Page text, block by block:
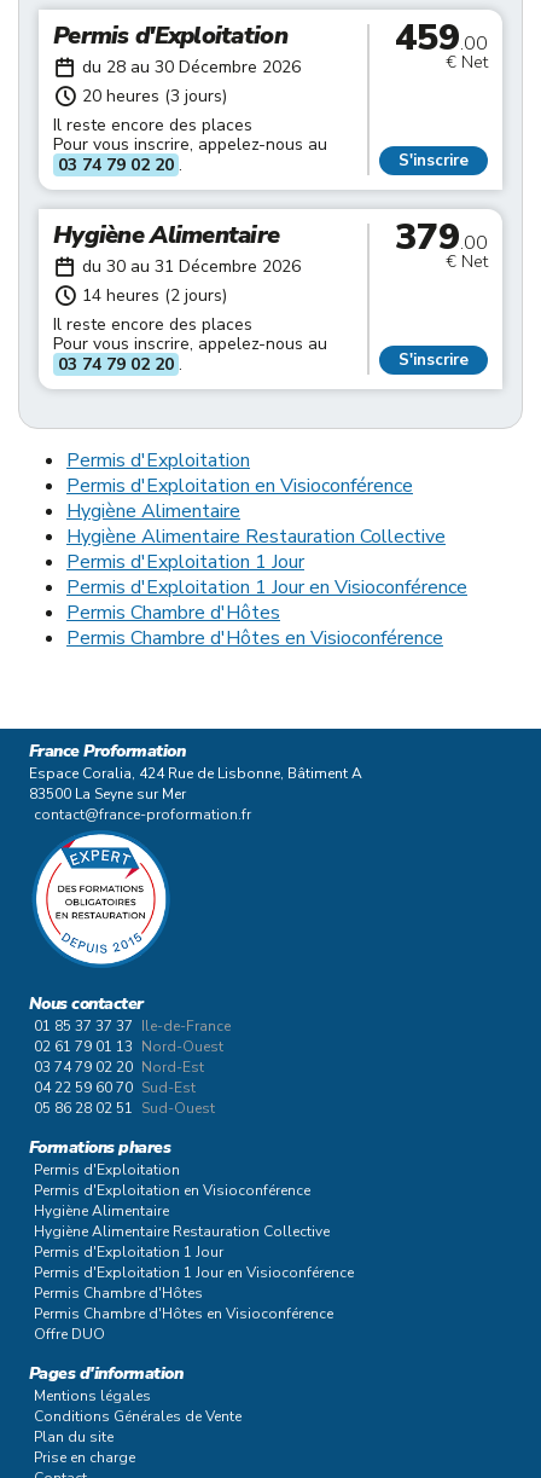
Permis d'Exploitation
du 28 au 30 Décembre 2026
20 heures (3 jours)
Il reste encore des places
Pour vous inscrire, appelez-nous au
03 74 79 02 20 .
459.00
€ Net
S'inscrire
Hygiène Alimentaire
du 30 au 31 Décembre 2026
14 heures (2 jours)
Il reste encore des places
Pour vous inscrire, appelez-nous au
03 74 79 02 20 .
379.00
€ Net
S'inscrire
Permis d'Exploitation
Permis d'Exploitation en Visioconférence
Hygiène Alimentaire
Hygiène Alimentaire Restauration Collective
Permis d'Exploitation 1 Jour
Permis d'Exploitation 1 Jour en Visioconférence
Permis Chambre d'Hôtes
Permis Chambre d'Hôtes en Visioconférence
France Proformation
Espace Coralia, 424 Rue de Lisbonne, Bâtiment A
83500 La Seyne sur Mer
contact@france-proformation.fr
Nous contacter
01 85 37 37 37 Ile-de-France
02 61 79 01 13 Nord-Ouest
03 74 79 02 20 Nord-Est
04 22 59 60 70 Sud-Est
05 86 28 02 51 Sud-Ouest
Formations phares
Permis d'Exploitation
Permis d'Exploitation en Visioconférence
Hygiène Alimentaire
Hygiène Alimentaire Restauration Collective
Permis d'Exploitation 1 Jour
Permis d'Exploitation 1 Jour en Visioconférence
Permis Chambre d'Hôtes
Permis Chambre d'Hôtes en Visioconférence
Offre DUO
Pages d'information
Mentions légales
Conditions Générales de Vente
Plan du site
Prise en charge